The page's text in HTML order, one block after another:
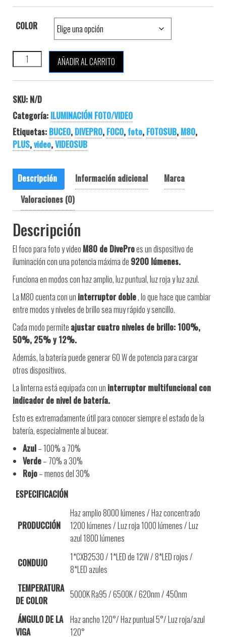
COLOR
DIVEPRO M80 cantidadAÑADIR AL CARRITO
SKU: N/D
Categoría: ILUMINACIÓN FOTO/VIDEO
Etiquetas: BUCEO, DIVEPRO, FOCO, foto, FOTOSUB, M80,
PLUS,video,VIDEOSUB
Descripción Información adicional
Marca
Valoraciones (0)
Descripción
El foco para foto y video M80 de DiveProes un dispositivo de
iluminación con una potencia máxima de 9200 lúmenes.
Funciona en modos con haz amplio, luz puntual, luz roja y luz azul.
La M80 cuenta con un interruptor doble, lo que hace que cambiar
entre modos y niveles de brillo sea muy rápido y sencillo.
Cada modo permite ajustar cuatro niveles de brillo: 100%,
50%, 25% y 12%.
Además, la batería puede generar 60 W de potencia para cargar
otros dispositivos.
La linterna está equipada con un interruptor multifuncional con
indicador de nivel de batería.
Esto es extremadamente útil para conocer siempre el estado de la
batería, especialmente al bucear.
Azul– 100% a 70%
Verde– 70% a 30%
Rojo– menos del 30%
ESPECIFICACIÓN
PRODUCCIÓN
Haz amplio 8000 lúmenes / Haz concentrado
1200 lúmenes / Luz roja 1000 lúmenes/Luz
azul 1800 lúmenes
CONDUJO
1*CXB2530 / 1*LED de 12W / 8*LED rojos /
8*LED azules
TEMPERATURA
DE COLOR
5000K Ra95 / 6500K / 620nm / 450nm
ÁNGULO DE LA
VIGA
Haz ancho 120°/ Haz puntual 5°/ Luz roja/azul
120°